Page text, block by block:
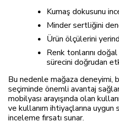
Kumaş dokusunu
Minder sertliğini
Ürün ölçülerini
Renk tonlarını
sürecini doğrudan
Bu nedenle mağaza deneyimi,
seçiminde önemli avantaj
mobilyası arayışında olan
ve kullanım ihtiyaçlarına
inceleme fırsatı sunar.